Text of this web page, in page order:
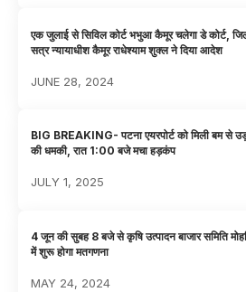
एक जुलाई से सिविल कोर्ट भभुआ कैमूर चलेगा डे कोर्ट,
सत्र न्यायाधीश कैमूर राधेश्याम शुक्ल ने दिया आदेश
JUNE 28, 2024
BIG BREAKING- पटना एयरपोर्ट को मिली बम से
की धमकी, रात 1:00 बजे मचा हड़कंप
JULY 1, 2025
4 जून की सुबह 8 बजे से कृषि उत्पादन बाजार समिति
में शुरू होगा मतगणना
MAY 24, 2024